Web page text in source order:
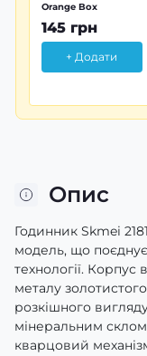
Orange Box
145 грн
+ Додати
Опис
Годинник Skmei
модель, що поєднує
технології. Корпус
металу
розкішного
мінеральним
кварцовий